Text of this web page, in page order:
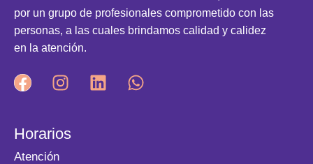
por un grupo de profesionales comprometido con las
personas, a las cuales brindamos calidad y calidez
en la atención.
Horarios
Atención